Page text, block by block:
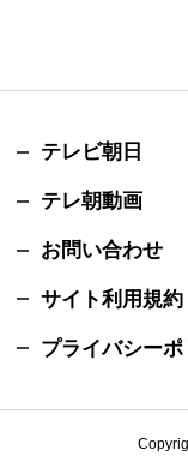
テレビ朝日
テレ朝動画
お問い合わせ
サイト利用規約
プライバシー